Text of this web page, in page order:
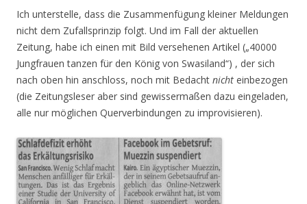
Ich unterstelle, dass die Zusammenfügung kleiner Meldungen
nicht dem Zufallsprinzip folgt. Und im Fall der aktuellen
Zeitung, habe ich einen mit Bild versehenen Artikel („40000
Jungfrauen tanzen für den König von Swasiland“) , der sich
nach oben hin anschloss, noch mit Bedacht nicht einbezogen
(die Zeitungsleser aber sind gewissermaßen dazu eingeladen,
alle nur möglichen Querverbindungen zu improvisieren).